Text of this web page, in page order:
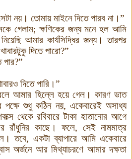
নয়। তোমায় মাইনে দিতে পারব না ।”
গেলাম;ক্ষণিকের জন্য মনে হল আমি
আমার কার্যসিদ্ধির জন্য। তারপর
দিতে পারো?”
পার?”
দিতে পারি ।”
আমার হিল্লে হয়ে গেল। কারণ ভাত
শুধু কঠিন নয়, একেবারেই অসাধ্য
থেকে রবিবারে টাকা হাতানোর আগে
রাঁধুনির কাছে। ফলে, সেই নামমাত্র
। তবে, একটা ব্যাপারে আমি একেবারে
অর্জনে আর মিথ্যাচরণে আমার দক্ষতা